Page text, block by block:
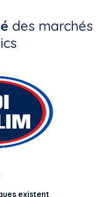
des marchés
existent